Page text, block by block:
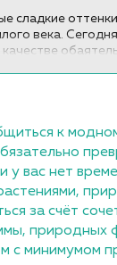
сладкие
века.
качестве
к
у вас нет
за счёт
природных
с минимумом